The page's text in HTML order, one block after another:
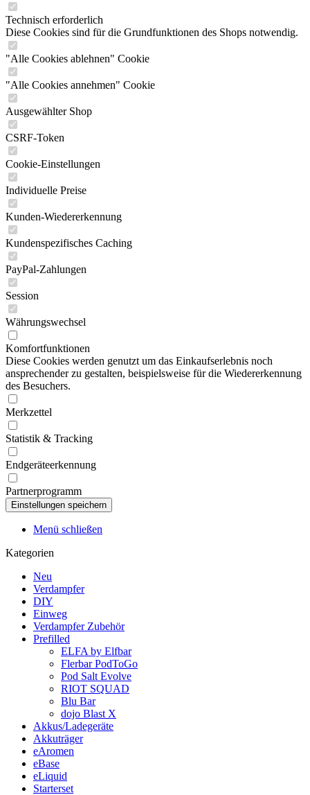
Technisch erforderlich
Diese Cookies sind für die Grundfunktionen des Shops notwendig.
"Alle Cookies ablehnen" Cookie
"Alle Cookies annehmen" Cookie
Ausgewählter Shop
CSRF-Token
Cookie-Einstellungen
Individuelle Preise
Kunden-Wiedererkennung
Kundenspezifisches Caching
PayPal-Zahlungen
Session
Währungswechsel
Komfortfunktionen
Diese Cookies werden genutzt um das Einkaufserlebnis noch
ansprechender zu gestalten, beispielsweise für die Wiedererkennung
des Besuchers.
Merkzettel
Statistik & Tracking
Endgeräteerkennung
Partnerprogramm
Menü schließen
Kategorien
Neu
Verdampfer
DIY
Einweg
Verdampfer Zubehör
Prefilled
ELFA by Elfbar
Flerbar PodToGo
Pod Salt Evolve
RIOT SQUAD
Blu Bar
dojo Blast X
Akkus/Ladegeräte
Akkuträger
eAromen
eBase
eLiquid
Starterset